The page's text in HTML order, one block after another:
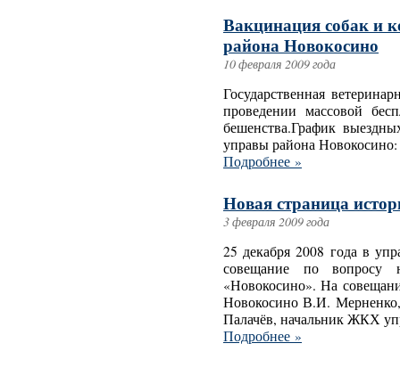
Вакцинация собак и
района Новокосино
10 февраля 2009 года
Государственная
проведении массовой
бешенства.График
управы района
Подробнее »
Новая страница
3 февраля 2009 года
25 декабря 2008 года в
совещание по вопросу
«Новокосино». На
Новокосино В.И.
Палачёв, начальник ЖКХ
Подробнее »